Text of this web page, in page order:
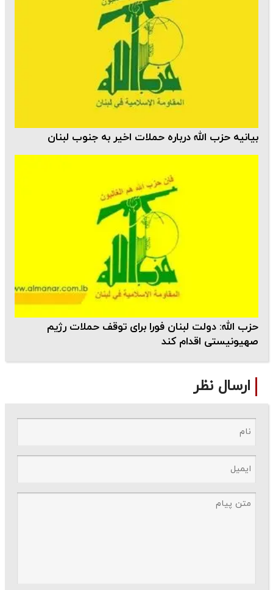
بیانیه حزب الله درباره حملات اخیر به جنوب لبنان
حزب‌ الله: دولت لبنان فورا برای توقف حملات رژیم
صهیونیستی اقدام کند
ارسال نظر